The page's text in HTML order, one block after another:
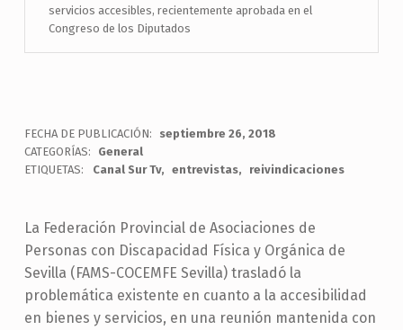
servicios accesibles, recientemente aprobada en el
Congreso de los Diputados
FECHA DE PUBLICACIÓN:
septiembre 26, 2018
CATEGORÍAS:
General
ETIQUETAS:
Canal Sur Tv entrevistas reivindicaciones
La Federación Provincial de Asociaciones de
Personas con Discapacidad Física y Orgánica de
Sevilla (FAMS-COCEMFE Sevilla) trasladó la
problemática existente en cuanto a la accesibilidad
en bienes y servicios, en una reunión mantenida con